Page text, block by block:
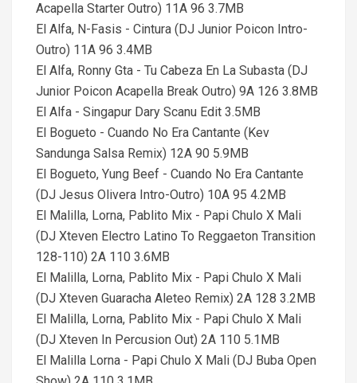
Acapella Starter Outro) 11A 96 3.7MB
El Alfa, N-Fasis - Cintura (DJ Junior Poicon Intro-
Outro) 11A 96 3.4MB
El Alfa, Ronny Gta - Tu Cabeza En La Subasta (DJ
Junior Poicon Acapella Break Outro) 9A 126 3.8MB
El Alfa - Singapur Dary Scanu Edit 3.5MB
El Bogueto - Cuando No Era Cantante (Kev
Sandunga Salsa Remix) 12A 90 5.9MB
El Bogueto, Yung Beef - Cuando No Era Cantante
(DJ Jesus Olivera Intro-Outro) 10A 95 4.2MB
El Malilla, Lorna, Pablito Mix - Papi Chulo X Mali
(DJ Xteven Electro Latino To Reggaeton Transition
128-110) 2A 110 3.6MB
El Malilla, Lorna, Pablito Mix - Papi Chulo X Mali
(DJ Xteven Guaracha Aleteo Remix) 2A 128 3.2MB
El Malilla, Lorna, Pablito Mix - Papi Chulo X Mali
(DJ Xteven In Percusion Out) 2A 110 5.1MB
El Malilla Lorna - Papi Chulo X Mali (DJ Buba Open